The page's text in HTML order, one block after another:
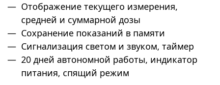
Отображение текущего измерения,
средней и суммарной дозы
Сохранение показаний в памяти
Сигнализация светом и звуком, таймер
20 дней автономной работы, индикатор
питания, спящий режим